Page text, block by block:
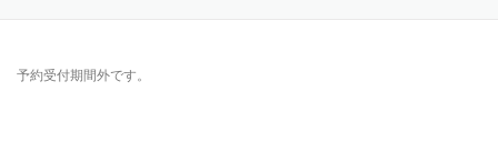
予約受付期間外です。